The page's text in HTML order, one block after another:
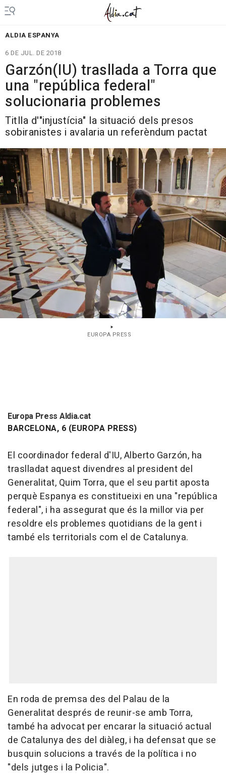
ALDIA ESPANYA
6 DE JUL. DE 2018
Garzón(IU) trasllada a Torra que
una "república federal"
solucionaria problemes
Titlla d'"injustícia" la situació dels presos
sobiranistes i avalaria un referèndum pactat
EUROPA PRESS
Europa Press Aldia.cat
BARCELONA, 6 (EUROPA PRESS)
El coordinador federal d'IU, Alberto Garzón, ha
traslladat aquest divendres al president del
Generalitat, Quim Torra, que el seu partit aposta
perquè Espanya es constitueixi en una "república
federal", i ha assegurat que és la millor via per
resoldre els problemes quotidians de la gent i
també els territorials com el de Catalunya.
En roda de premsa des del Palau de la
Generalitat després de reunir-se amb Torra,
també ha advocat per encarar la situació actual
de Catalunya des del diàleg, i ha defensat que se
busquin solucions a través de la política i no
"dels jutges i la Policia".